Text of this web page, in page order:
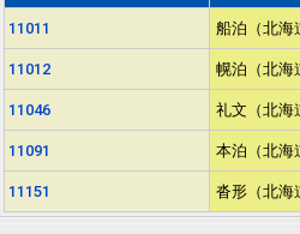
11011 船泊（北海
11012 幌泊（北海
11046 礼文（北海
11091 本泊（北海
11151 沓形（北海